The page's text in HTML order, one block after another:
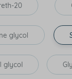
20
glycol
glycol